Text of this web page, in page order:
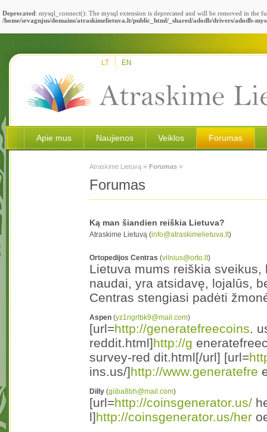
Deprecated: mysql_connect(): The mysql extension is deprecated and will be removed in the
/home/srvagnjus/domains/atraskimelietuva.lt/public_html/_shared/adodb/drivers/adodb-
LT EN
Apie mus Naujienos Veiklos Forumas
Atraskime Lietuvą » Forumas »
Forumas
Ką man šiandien reiškia Lietuva?
Atraskime Lietuvą (info@atraskimelietuva.lt)
Ortopedijos Centras (vilnius@orto.lt)
Lietuva mums reiškia
naudai, yra atsidavę, lojalūs,
Centras stengiasi padėti
Aspen (yz1ngrlbk9@mail.com)
[url=http://generatefreecoins.
reddit.html]http://g
survey-red dit.html[/url] [url=
ins.us/]http://www.generatefre
Dilly (giiba8bh@mail.com)
[url=http://coinsgenerator.us/
l]http://coinsgenerator.us/her